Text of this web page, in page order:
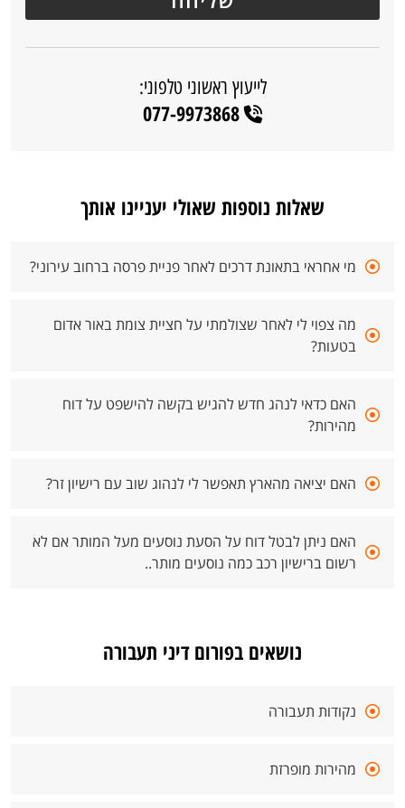
לייעוץ ראשוני טלפוני:
077-9973868
שאלות נוספות שאולי יעניינו אותך
מי אחראי בתאונת דרכים לאחר פניית פרסה ברחוב עירוני?
מה צפוי לי לאחר שצולמתי על חציית צומת באור אדום
בטעות?
האם כדאי לנהג חדש להגיש בקשה להישפט על דוח
מהירות?
האם יציאה מהארץ תאפשר לי לנהוג שוב עם רישיון זר?
האם ניתן לבטל דוח על הסעת נוסעים מעל המותר אם לא
רשום ברישיון רכב כמה נוסעים מותר..
נושאים בפורום דיני תעבורה
נקודות תעבורה
מהירות מופרזת